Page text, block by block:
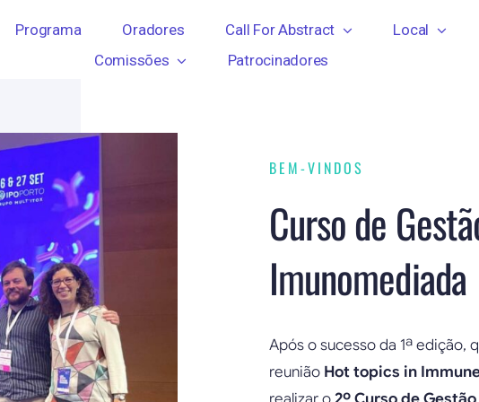
Programa Oradores Call For Abstract
Local
Comissões
Patrocinadores
BEM-VINDOS
Curso de
Imunomediada
Após o sucesso da 1ª edição,
reunião Hot topics in